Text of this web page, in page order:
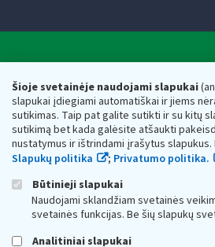
Šioje svetainėje naudojami slapukai
slapukai įdiegiami automatiškai ir jiems
sutikimas. Taip pat galite sutikti ir su kitų
sutikimą bet kada galėsite atšaukti
nustatymus ir ištrindami įrašytus slapukus.
Slapukų politika
; Privatumo politika.
Būtinieji slapukai
Naudojami sklandžiam svetainės
svetainės funkcijas. Be šių slapukų
Analitiniai slapukai
Valstybinė mokesčių inspekcija
Respublikos finansų
Biudžetinė įstaiga. Juridinio asmens kodas
adresas: Vasario 16-osios g. 14, 01107
vmi@vmi.lt , E. pristatymo dėžutės adresas
Duomenys apie Valstybinę mokesčių
Respublikos finansų ministerijos kaupiami ir